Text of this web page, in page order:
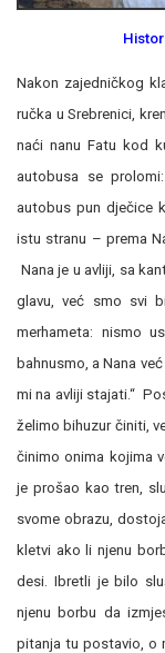
Nakon zajedničkog
ručka u Srebrenici,
naći nanu Fatu kod
autobusa se
autobus pun dječice
istu stranu – prema
Nana je u avliji, sa
glavu, već smo svi
merhameta: nismo
bahnusmo, a Nana
mi na avliji stajati.“
želimo bihuzur činiti,
činimo onima kojima
je prošao kao tren,
svome obrazu,
kletvi ako li njenu
desi. Ibretli je bilo
njenu borbu da
pitanja tu postavio, o